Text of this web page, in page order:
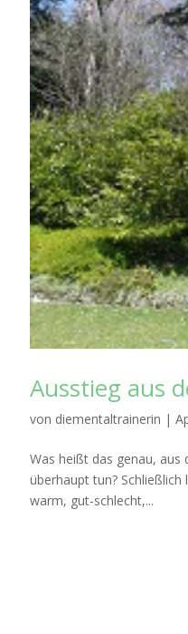
Ausstieg aus
von diementaltrainerin |
Was heißt das genau, aus
überhaupt tun?
warm, gut-schlecht,...